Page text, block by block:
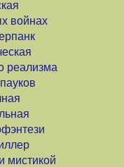
войнах
реализма
мистикой